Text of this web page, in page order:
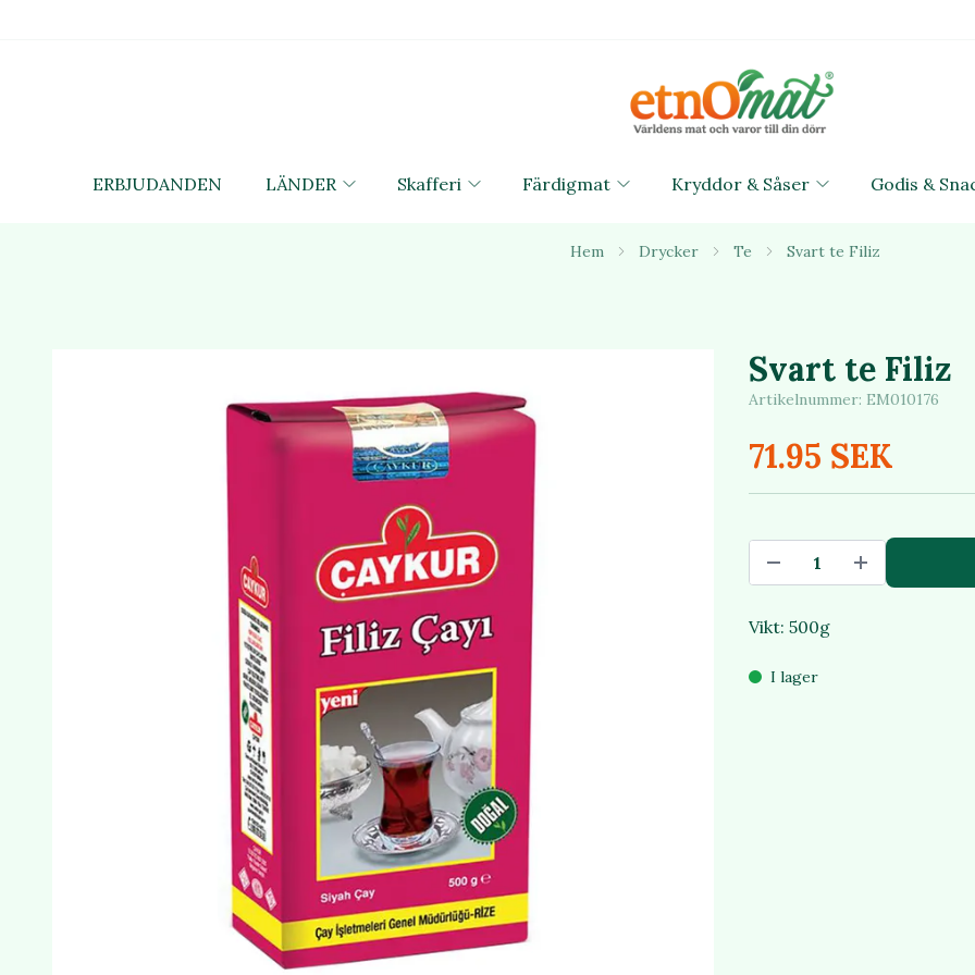
ERBJUDANDEN LÄNDER Skafferi Färdigmat Kryddor & Såser Godis &
Hem Drycker Te Svart te Filiz
Svart te Filiz
Artikelnummer: EM010176
71.95 SEK
Vikt: 500g
I lager